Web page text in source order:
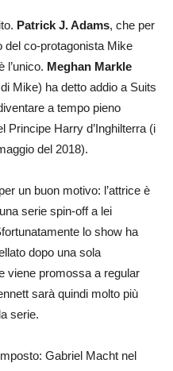
Patrick J. Adams, che per
del co-protagonista Mike
l’unico. Meghan Markle
Mike) ha detto addio a Suits
a tempo pieno
Principe Harry d’Inghilterra (i
del 2018).
un buon motivo: l’attrice è
serie spin-off a lei
lo show ha
dopo una sola
viene promossa a regular
sarà quindi molto più
serie.
Gabriel Macht nel